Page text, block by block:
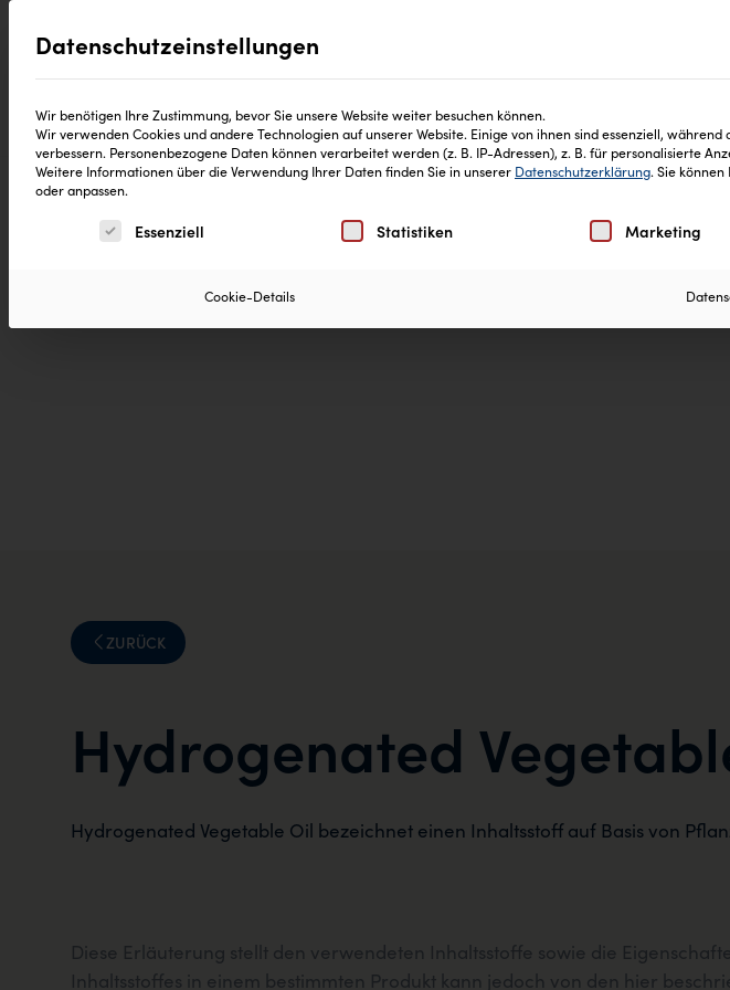
Produkte CD Reinheitsgebot Neuigkeiten Blog
ZURÜCK
Hydrogenated
Hydrogenated Vegetable Oil bezeichnet einen Inhaltsstoff auf Basis von
Diese Erläuterung stellt den verwendeten Inhaltsstoffe sowie die
Inhaltsstoffes in einem bestimmten Produkt kann jedoch von den hier
Datenschutzeinstellungen
Wir benötigen Ihre Zustimmung, bevor Sie unsere Website weiter besuchen können.
Wir verwenden Cookies und andere Technologien auf unserer Website. Einige von ihnen sind essenziell,
verbessern. Personenbezogene Daten können verarbeitet werden (z. B. IP-Adressen), z. B. für personalisierte
Weitere Informationen über die Verwendung Ihrer Daten finden Sie in unserer Datenschutzerklärung. Sie
oder anpassen.
Es folgt eine Liste der Service-Gruppen, für die eine Einwilligung erteilt
Essenziell Statistiken Marketing
Cookie-Details